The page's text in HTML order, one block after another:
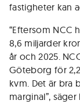
fastigheter kan
“Eftersom NCC
8,6 miljarder
år och 2025.
Göteborg för
kvm. Det är bra
marginal”,